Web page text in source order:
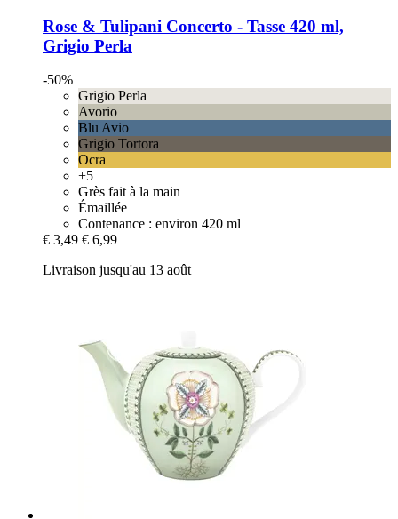
Rose & Tulipani Concerto -​ Tasse 420 ml,
Grigio Perla
-50%
Grigio Perla
Avorio
Blu Avio
Grigio Tortora
Ocra
+5
Grès fait à la main
Émaillée
Contenance : environ 420 ml
€ 3,49 € 6,99
Livraison jusqu'au 13 août